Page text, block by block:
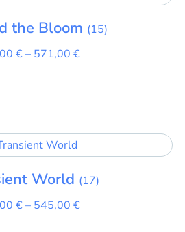
the Bloom (15)
€– 571,00 €
World (17)
€– 545,00 €